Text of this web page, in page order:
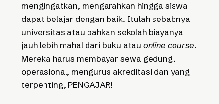
mengingatkan, mengarahkan hingga siswa
dapat belajar dengan baik. Itulah sebabnya
universitas atau bahkan sekolah biayanya
jauh lebih mahal dari buku atau online course.
Mereka harus membayar sewa gedung,
operasional, mengurus akreditasi dan yang
terpenting, PENGAJAR!